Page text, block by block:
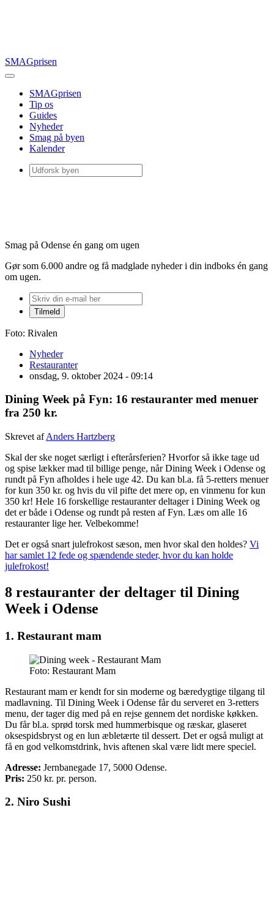
SMAGprisen
SMAGprisen
Tip os
Guides
Nyheder
Smag på byen
Kalender
Smag på Odense én gang om ugen
Gør som 6.000 andre og få madglade nyheder i din indboks én gang
om ugen.
Foto: Rivalen
Nyheder
Restauranter
onsdag, 9. oktober 2024 - 09:14
Dining Week på Fyn: 16 restauranter med menuer
fra 250 kr.
Skrevet afAnders Hartzberg
Skal der ske noget særligt i efterårsferien? Hvorfor så ikke tage ud
og spise lækker mad til billige penge, når Dining Week i Odense og
rundt på Fyn afholdes i hele uge 42. Du kan bl.a. få 5-retters menuer
for kun 350 kr. og hvis du vil pifte det mere op, en vinmenu for kun
350 kr! Hele 16 forskellige restauranter deltager i Dining Week og
det er både i Odense og rundt på resten af Fyn. Læs om alle 16
restauranter lige her. Velbekomme!
Det er også snart julefrokost sæson, men hvor skal den holdes? Vi
har samlet 12 fede og spændende steder, hvor du kan holde
julefrokost!
8 restauranter der deltager til Dining
Week i Odense
1. Restaurant mam
Foto: Restaurant Mam
Restaurant mam er kendt for sin moderne og bæredygtige tilgang til
madlavning. Til Dining Week i Odense får du serveret en 3-retters
menu, der tager dig med på en rejse gennem det nordiske køkken.
Du får bl.a. sprød torsk med hummerbisque og ræskar, glaseret
oksespidsbryst og en lun æbletærte til dessert. Det er også muligt at
få en god velkomstdrink, hvis aftenen skal være lidt mere speciel.
Adresse: Jernbanegade 17, 5000 Odense.
Pris: 250 kr. pr. person.
2. Niro Sushi